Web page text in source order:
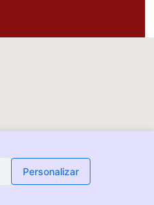
Personalizar